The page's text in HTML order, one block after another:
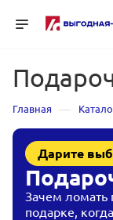
Главная —
Дарите
Зачем ломать
подарке,